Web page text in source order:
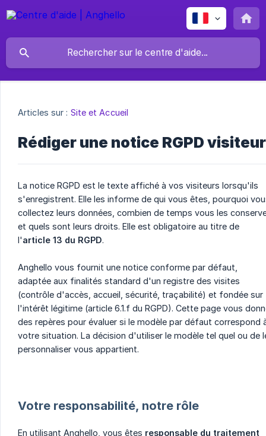
Articles sur : Site et Accueil
Rédiger une notice RGPD visiteur
La notice RGPD est le texte affiché à vos visiteurs lorsqu'ils
s'enregistrent. Elle les informe de qui vous êtes, pourquoi
collectez leurs données, combien de temps vous les
et quels sont leurs droits. Elle est obligatoire au titre de
l'article 13 du RGPD.
Anghello vous fournit une notice conforme par défaut,
adaptée aux finalités standard d'un registre des visites
(contrôle d'accès, accueil, sécurité, traçabilité) et fondée sur
l'intérêt légitime (article 6.1.f du RGPD). Cette page vous
des repères pour évaluer si le modèle par défaut correspond
votre situation. La décision d'utiliser le modèle tel quel ou de
personnaliser vous appartient.
Votre responsabilité, notre rôle
En utilisant Anghello, vous êtes responsable du traitement